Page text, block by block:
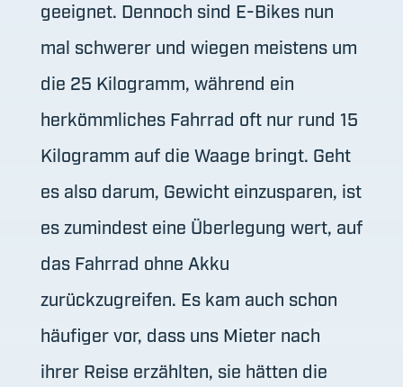
geeignet. Dennoch sind E-Bikes nun
mal schwerer und wiegen meistens um
die 25 Kilogramm, während ein
herkömmliches Fahrrad oft nur rund 15
Kilogramm auf die Waage bringt. Geht
es also darum, Gewicht einzusparen, ist
es zumindest eine Überlegung wert, auf
das Fahrrad ohne Akku
zurückzugreifen. Es kam auch schon
häufiger vor, dass uns Mieter nach
ihrer Reise erzählten, sie hätten die